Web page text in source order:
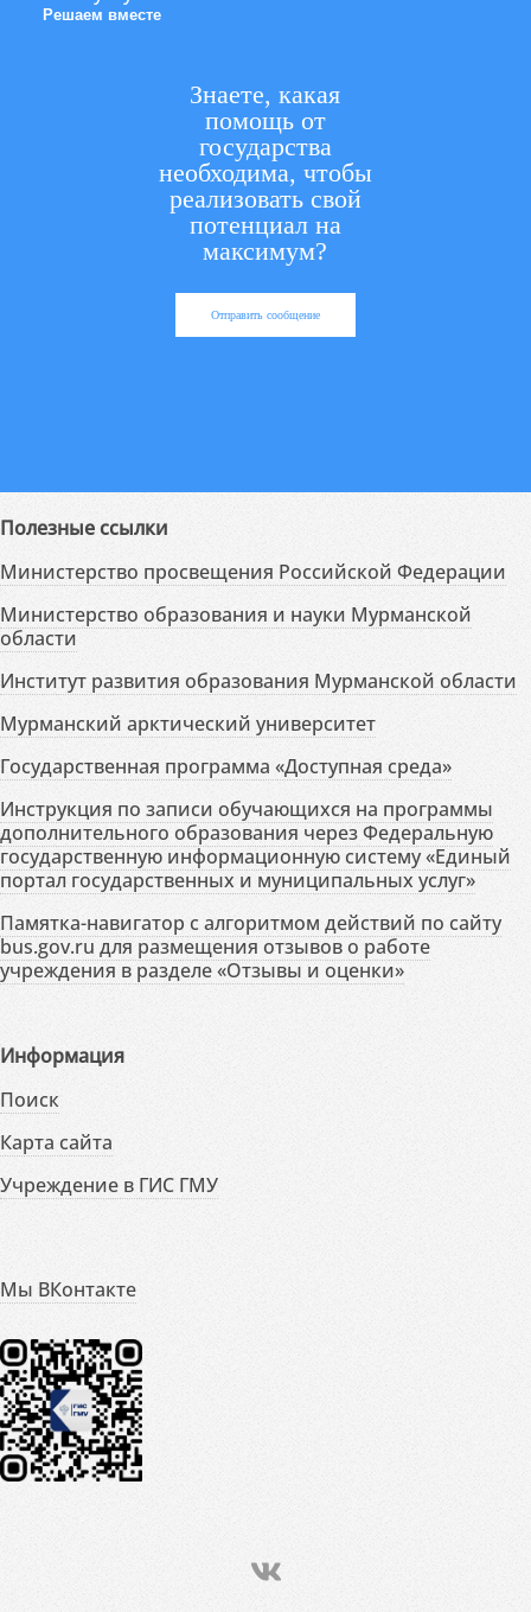
Решаем вместе
Знаете, какая
помощь от
государства
необходима, чтобы
реализовать свой
потенциал на
максимум?
Отправить сообщение
Полезные ссылки
Министерство просвещения Российской Федерации
Министерство образования и науки Мурманской
области
Институт развития образования Мурманской области
Мурманский арктический университет
Государственная программа «Доступная среда»
Инструкция по записи обучающихся на программы
дополнительного образования через Федеральную
государственную информационную систему «Единый
портал государственных и муниципальных услуг»
Памятка-навигатор с алгоритмом действий по сайту
bus.gov.ru для размещения отзывов о работе
учреждения в разделе «Отзывы и оценки»
Информация
Поиск
Карта сайта
Учреждение в ГИС ГМУ
Мы ВКонтакте